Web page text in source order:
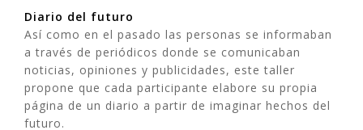
Diario del futuro
Así como en el pasado las personas se informaban
a través de periódicos donde se comunicaban
noticias, opiniones y publicidades, este taller
propone que cada participante elabore su propia
página de un diario a partir de imaginar hechos del
futuro.